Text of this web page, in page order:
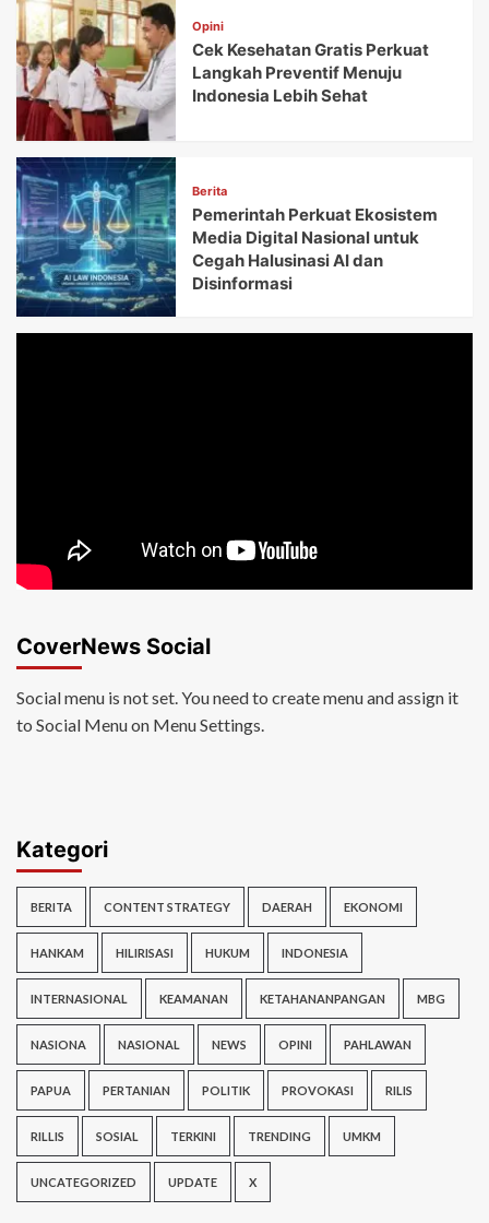
Opini
Cek Kesehatan Gratis Perkuat
Langkah Preventif Menuju
Indonesia Lebih Sehat
Berita
Pemerintah Perkuat Ekosistem
Media Digital Nasional untuk
Cegah Halusinasi AI dan
Disinformasi
CoverNews Social
Social menu is not set. You need to create menu and assign it
to Social Menu on Menu Settings.
Kategori
BERITA CONTENT STRATEGY DAERAH EKONOMI
HANKAM HILIRISASI HUKUM INDONESIA
INTERNASIONAL KEAMANAN KETAHANANPANGAN MBG
NASIONA NASIONAL NEWS OPINI PAHLAWAN
PAPUA PERTANIAN POLITIK PROVOKASI RILIS
RILLIS SOSIAL TERKINI TRENDING UMKM
UNCATEGORIZED UPDATE X